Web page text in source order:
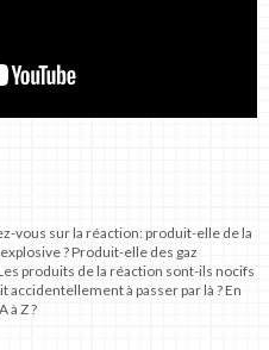
vous sur la réaction: produit-elle de la
? Produit-elle des gaz
produits de la réaction sont-ils nocifs
accidentellement à passer par là ? En
à Z ?